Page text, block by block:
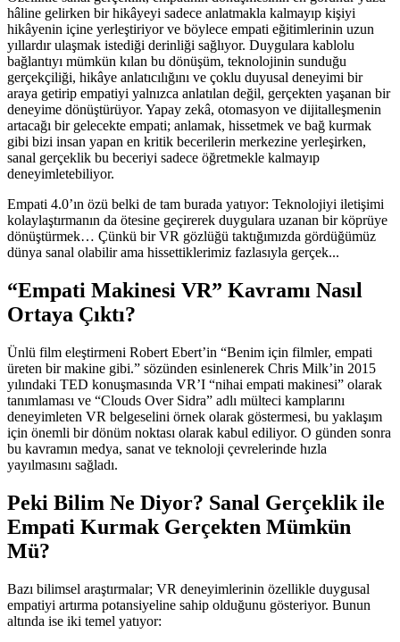
hâline gelirken bir hikâyeyi sadece anlatmakla kalmayıp kişiyi
hikâyenin içine yerleştiriyor ve böylece empati eğitimlerinin uzun
yıllardır ulaşmak istediği derinliği sağlıyor. Duygulara kablolu
bağlantıyı mümkün kılan bu dönüşüm, teknolojinin sunduğu
gerçekçiliği, hikâye anlatıcılığını ve çoklu duyusal deneyimi bir
araya getirip empatiyi yalnızca anlatılan değil, gerçekten yaşanan bir
deneyime dönüştürüyor. Yapay zekâ, otomasyon ve dijitalleşmenin
artacağı bir gelecekte empati; anlamak, hissetmek ve bağ kurmak
gibi bizi insan yapan en kritik becerilerin merkezine yerleşirken,
sanal gerçeklik bu beceriyi sadece öğretmekle kalmayıp
deneyimletebiliyor.
Empati 4.0’ın özü belki de tam burada yatıyor: Teknolojiyi iletişimi
kolaylaştırmanın da ötesine geçirerek duygulara uzanan bir köprüye
dönüştürmek… Çünkü bir VR gözlüğü taktığımızda gördüğümüz
dünya sanal olabilir ama hissettiklerimiz fazlasıyla gerçek...
“Empati Makinesi VR” Kavramı Nasıl
Ortaya Çıktı?
Ünlü film eleştirmeni Robert Ebert’in “Benim için filmler, empati
üreten bir makine gibi.” sözünden esinlenerek Chris Milk’in 2015
yılındaki TED konuşmasında VR’I “nihai empati makinesi” olarak
tanımlaması ve “Clouds Over Sidra” adlı mülteci kamplarını
deneyimleten VR belgeselini örnek olarak göstermesi, bu yaklaşım
için önemli bir dönüm noktası olarak kabul ediliyor. O günden sonra
bu kavramın medya, sanat ve teknoloji çevrelerinde hızla
yayılmasını sağladı.
Peki Bilim Ne Diyor? Sanal Gerçeklik ile
Empati Kurmak Gerçekten Mümkün
Mü?
Bazı bilimsel araştırmalar; VR deneyimlerinin özellikle duygusal
empatiyi artırma potansiyeline sahip olduğunu gösteriyor. Bunun
altında ise iki temel yatıyor: